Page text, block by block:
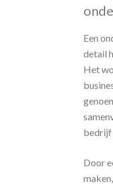
Een
detail
Het
bedrijf
Door